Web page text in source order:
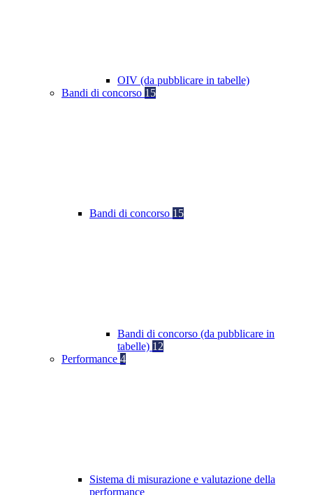
OIV (da pubblicare in tabelle)
Bandi di concorso 15
Bandi di concorso 15
Bandi di concorso (da pubblicare in
tabelle) 12
Performance 4
Sistema di misurazione e valutazione della
performance